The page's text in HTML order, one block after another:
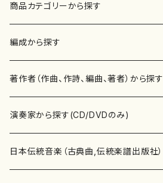
商品カテゴリーから探す
楽譜
書籍
書籍
テキストブック
CD・DVD
チケット
編成から探す
邦楽器
箏・琴（ソロ）
箏・琴（合奏）
合唱
混声合唱
歌・声
著作者（作曲、作詩、編曲、著者）から探す
あ行
青木省三(アオキ ショウゾウ)
か行
演奏家から探す(CD/DVDのみ)
邦楽（箏、三味線、尺八等）演奏家
日本伝統音楽（古典曲,伝統楽譜出版社）